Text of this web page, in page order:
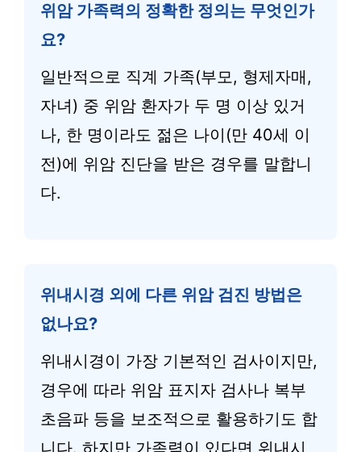
위암 가족력의 정확한 정의는 무엇인가
요?
일반적으로 직계 가족(부모, 형제자매,
자녀) 중 위암 환자가 두 명 이상 있거
나, 한 명이라도 젊은 나이(만 40세 이
전)에 위암 진단을 받은 경우를 말합니
다.
위내시경 외에 다른 위암 검진 방법은
없나요?
위내시경이 가장 기본적인 검사이지만,
경우에 따라 위암 표지자 검사나 복부
초음파 등을 보조적으로 활용하기도 합
니다. 하지만 가족력이 있다면 위내시